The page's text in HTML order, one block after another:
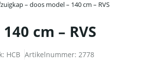
– doos model – 140 cm – RVS
cm – RVS
HCB Artikelnummer: 2778